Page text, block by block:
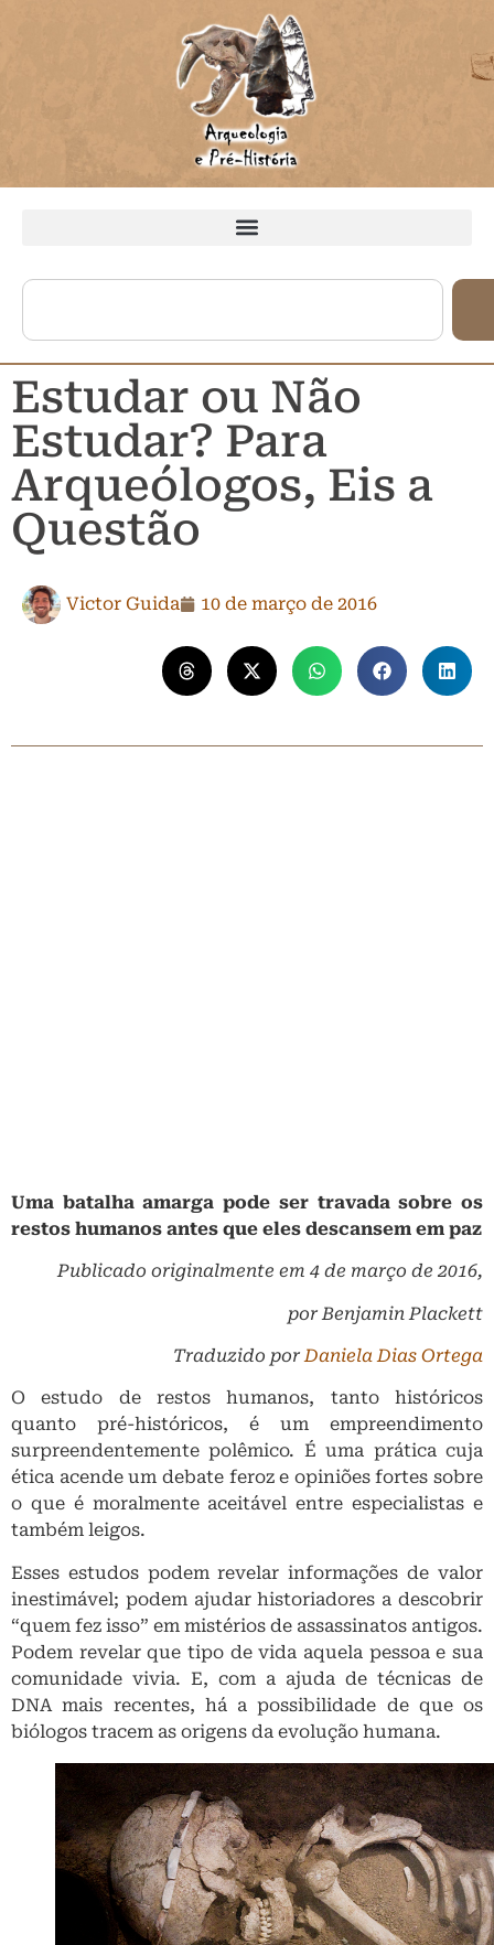
Estudar ou Não
Estudar? Para
Arqueólogos, Eis a
Questão
Victor Guida 10 de março de 2016
Uma batalha amarga pode ser travada sobre os
restos humanos antes que eles descansem em paz
Publicado originalmente em 4 de março de 2016,
por Benjamin Plackett
Traduzido porDaniela Dias Ortega
O estudo de restos humanos, tanto históricos
quanto pré-históricos, é um empreendimento
surpreendentemente polêmico. É uma prática cuja
ética acende um debate feroz e opiniões fortes sobre
o que é moralmente aceitável entre especialistas e
também leigos.
Esses estudos podem revelar informações de valor
inestimável; podem ajudar historiadores a descobrir
“quem fez isso” em mistérios de assassinatos antigos.
Podem revelar que tipo de vida aquela pessoa e sua
comunidade vivia. E, com a ajuda de técnicas de
DNA mais recentes, há a possibilidade de que os
biólogos tracem as origens da evolução humana.